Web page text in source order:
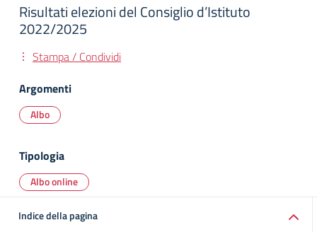
Risultati elezioni del Consiglio d’Istituto
2022/2025
Stampa / Condividi
Argomenti
Albo
Tipologia
Albo online
Indice della pagina